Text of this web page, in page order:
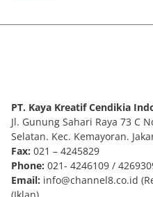
PT. Kaya Kreatif Cendikia
Jl. Gunung Sahari Raya 73 C
Selatan. Kec. Kemayoran.
Fax: 021 – 4245829
Phone: 021- 4246109 /
Email: info@channel8.co.id